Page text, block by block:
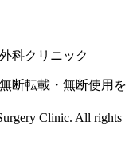
科クリニック
断転載・無断使用を
Clinic. All rights